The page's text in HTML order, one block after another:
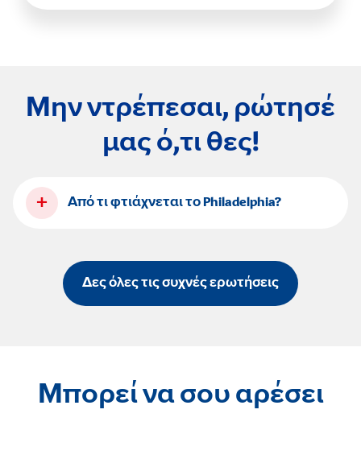
Μην ντρέπεσαι, ρώτησέ
μας ό,τι θες!
+ Από τι φτιάχνεται το Philadelphia?
Δες όλες τις συχνές ερωτήσεις
Μπορεί να σου αρέσει